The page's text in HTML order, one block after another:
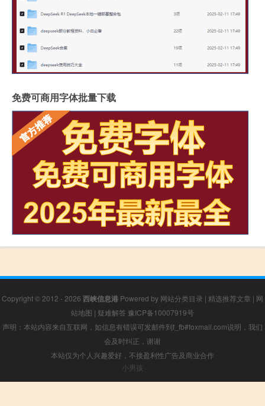
免费可商用字体批量下载
Copyright © 2012 - 2026 西峡信息港 Powered by 网站分类目录 | 精选推荐文章 | 网
站地图 | 疑难解答 豫ICP备10007919号
声明：本站内容来自互联网，如信息有错误可发邮件到f_fb#foxmail.com说明，我们
会及时纠正，谢谢
本站仅为个人兴趣爱好，不接盈利性广告及商业合作
小男孩